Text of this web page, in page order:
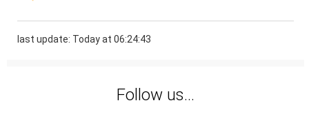
last update: Today at 06:24:43
Follow us...